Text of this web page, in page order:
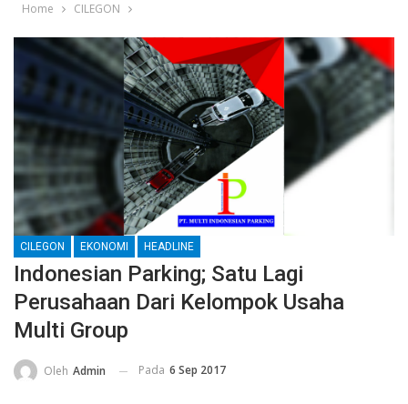
Home CILEGON
CILEGON EKONOMI HEADLINE
Indonesian Parking; Satu Lagi
Perusahaan Dari Kelompok Usaha
Multi Group
Oleh Admin Pada 6 Sep 2017